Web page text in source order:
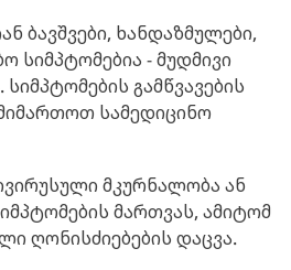
ბავშვები, ხანდაზმულები,
სიმპტომებია - მუდმივი
გამწვავების
სამედიცინო
მკურნალობა ან
მართვას, ამიტომ
ღონისძიებების დაცვა.